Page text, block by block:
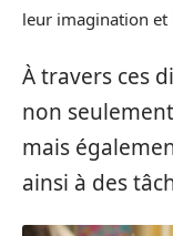
leur imagination et
À travers ces
non
mais
ainsi à des